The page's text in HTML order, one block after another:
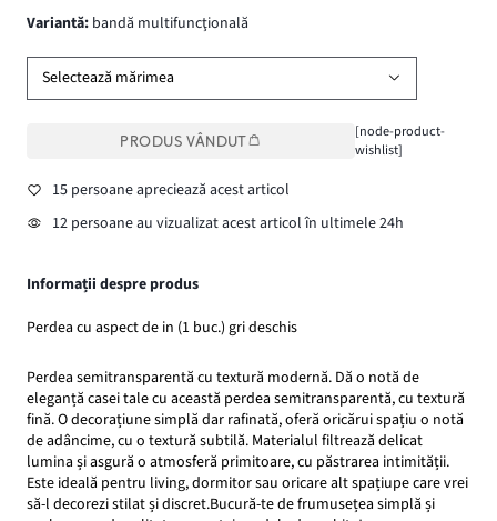
variantă: bandă multifuncţională
Selectează mărimea
PRODUS VÂNDUT
[node-product-
wishlist]
15 persoane apreciează acest articol
12 persoane au vizualizat acest articol în ultimele 24h
Informații despre produs
Perdea cu aspect de in (1 buc.) gri deschis
Perdea semitransparentă cu textură modernă. Dă o notă de
eleganță casei tale cu această perdea semitransparentă, cu textură
fină. O decorațiune simplă dar rafinată, oferă oricărui spațiu o notă
de adâncime, cu o textură subtilă. Materialul filtrează delicat
lumina și asgură o atmosferă primitoare, cu păstrarea intimității.
Este ideală pentru living, dormitor sau oricare alt spațiupe care vrei
să-l decorezi stilat și discret.Bucură-te de frumusețea simplă și